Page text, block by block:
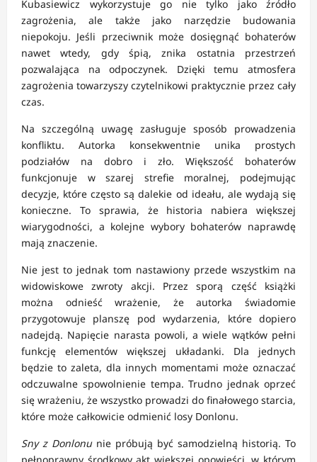
Kubasiewicz wykorzystuje go nie tylko jako źródło
zagrożenia, ale także jako narzędzie budowania
niepokoju. Jeśli przeciwnik może dosięgnąć bohaterów
nawet wtedy, gdy śpią, znika ostatnia przestrzeń
pozwalająca na odpoczynek. Dzięki temu atmosfera
zagrożenia towarzyszy czytelnikowi praktycznie przez cały
czas.
Na szczególną uwagę zasługuje sposób prowadzenia
konfliktu. Autorka konsekwentnie unika prostych
podziałów na dobro i zło. Większość bohaterów
funkcjonuje w szarej strefie moralnej, podejmując
decyzje, które często są dalekie od ideału, ale wydają się
konieczne. To sprawia, że historia nabiera większej
wiarygodności, a kolejne wybory bohaterów naprawdę
mają znaczenie.
Nie jest to jednak tom nastawiony przede wszystkim na
widowiskowe zwroty akcji. Przez sporą część książki
można odnieść wrażenie, że autorka świadomie
przygotowuje planszę pod wydarzenia, które dopiero
nadejdą. Napięcie narasta powoli, a wiele wątków pełni
funkcję elementów większej układanki. Dla jednych
będzie to zaleta, dla innych momentami może oznaczać
odczuwalne spowolnienie tempa. Trudno jednak oprzeć
się wrażeniu, że wszystko prowadzi do finałowego starcia,
które może całkowicie odmienić losy Donlonu.
Sny z Donlonunie próbują być samodzielną historią. To
pełnoprawny środkowy akt większej opowieści, w którym